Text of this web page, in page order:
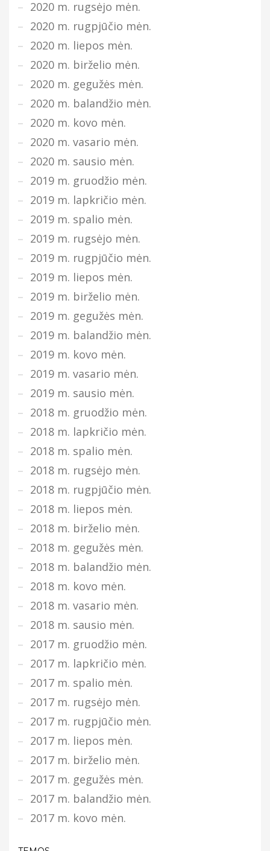
2020 m. rugsėjo mėn.
2020 m. rugpjūčio mėn.
2020 m. liepos mėn.
2020 m. birželio mėn.
2020 m. gegužės mėn.
2020 m. balandžio mėn.
2020 m. kovo mėn.
2020 m. vasario mėn.
2020 m. sausio mėn.
2019 m. gruodžio mėn.
2019 m. lapkričio mėn.
2019 m. spalio mėn.
2019 m. rugsėjo mėn.
2019 m. rugpjūčio mėn.
2019 m. liepos mėn.
2019 m. birželio mėn.
2019 m. gegužės mėn.
2019 m. balandžio mėn.
2019 m. kovo mėn.
2019 m. vasario mėn.
2019 m. sausio mėn.
2018 m. gruodžio mėn.
2018 m. lapkričio mėn.
2018 m. spalio mėn.
2018 m. rugsėjo mėn.
2018 m. rugpjūčio mėn.
2018 m. liepos mėn.
2018 m. birželio mėn.
2018 m. gegužės mėn.
2018 m. balandžio mėn.
2018 m. kovo mėn.
2018 m. vasario mėn.
2018 m. sausio mėn.
2017 m. gruodžio mėn.
2017 m. lapkričio mėn.
2017 m. spalio mėn.
2017 m. rugsėjo mėn.
2017 m. rugpjūčio mėn.
2017 m. liepos mėn.
2017 m. birželio mėn.
2017 m. gegužės mėn.
2017 m. balandžio mėn.
2017 m. kovo mėn.